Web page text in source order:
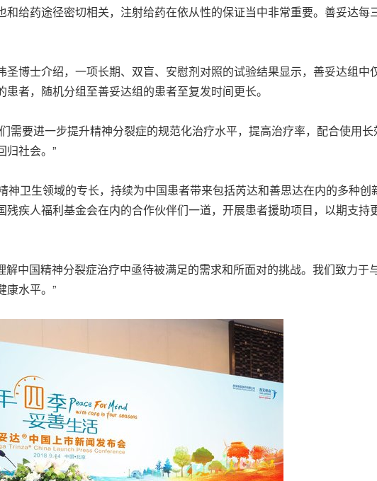
给药途径密切相关，注射给药在依从性的保证当中非常重要。善妥达每
博士介绍，一项长期、双盲、安慰剂对照的试验结果显示，善妥达组中
者，随机分组至善妥达组的患者至复发时间更长。
需要进一步提升精神分裂症的规范化治疗水平，提高治疗率，配合使用
归社会。”
卫生领域的专长，持续为中国患者带来包括芮达和善思达在内的多种创
疾人福利基金会在内的合作伙伴们一道，开展患者援助项目，以期支持
解中国精神分裂症治疗中亟待被满足的需求和所面对的挑战。我们致力于
康水平。”